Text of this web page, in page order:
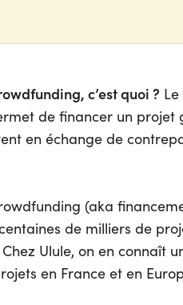
c’est quoi ?
de financer un projet
en échange de
(aka
de milliers de
Chez Ulule, on en connaît
en France et en